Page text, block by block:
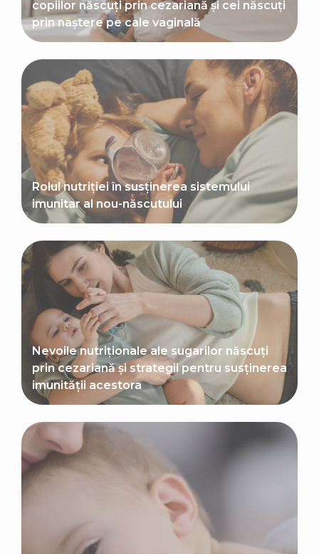
copiilor născuți prin cezariană și cei născuți
prin naștere pe cale vaginală
Rolul nutriției în susținerea sistemului
imunitar al nou-născutului
Nevoile nutriționale ale sugarilor născuți
prin cezariană și strategii pentru susținerea
imunității acestora